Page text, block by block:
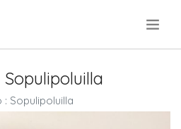
Sopulipoluilla